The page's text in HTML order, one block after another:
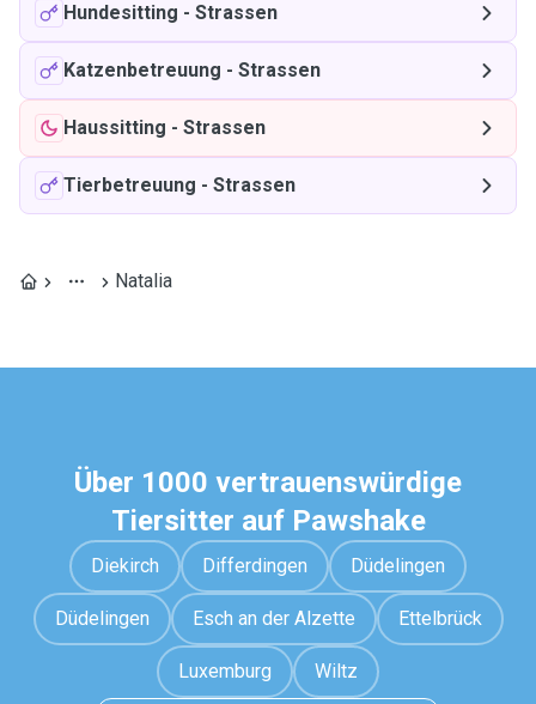
Hundesitting - Strassen
Katzenbetreuung - Strassen
Haussitting - Strassen
Tierbetreuung - Strassen
Natalia
Über 1000 vertrauenswürdige
Tiersitter auf Pawshake
Diekirch Differdingen Düdelingen
Düdelingen Esch an der Alzette Ettelbrück
Luxemburg Wiltz